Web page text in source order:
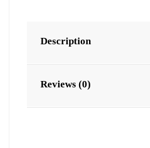
Description
Reviews (0)